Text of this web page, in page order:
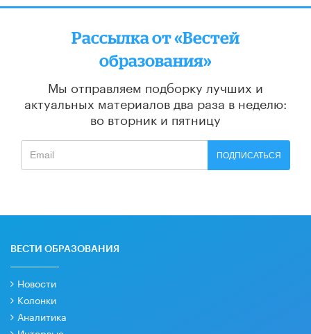
Рассылка от «Вестей
образования»
Мы отправляем подборку лучших и
актуальных материалов два раза в неделю:
во вторник и пятницу
ПОДПИСАТЬСЯ
ВЕСТИ ОБРАЗОВАНИЯ
Новости
Колонки
Аналитика